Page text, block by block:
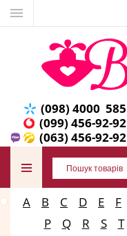
(098) 4000 585
(099) 456-92-92
(063) 456-92-92
A B C D E F
P
Q R S T